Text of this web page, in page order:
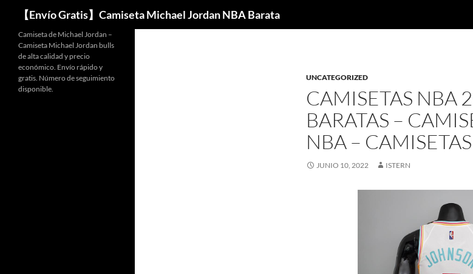
【Envío Gratis】Camiseta Michael Jordan NBA Barata
Buscar
UNCATEGORIZED
CAMISETAS NBA
BARATAS –
NBA –
JUNIO 10, 2022 ISTERN
Camiseta de Michael Jordan –
Camiseta Michael Jordan bulls
de alta calidad y precio
económico. Envío rápido y
gratis. Número de seguimiento
disponible.